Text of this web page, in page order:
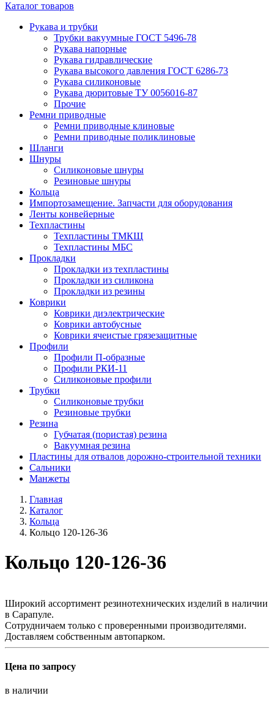
Каталог товаров
Рукава и трубки
Трубки вакуумные ГОСТ 5496-78
Рукава напорные
Рукава гидравлические
Рукава высокого давления ГОСТ 6286-73
Рукава силиконовые
Рукава дюритовые ТУ 0056016-87
Прочие
Ремни приводные
Ремни приводные клиновые
Ремни приводные поликлиновые
Шланги
Шнуры
Силиконовые шнуры
Резиновые шнуры
Кольца
Импортозамещение. Запчасти для оборудования
Ленты конвейерные
Техпластины
Техпластины ТМКЩ
Техпластины МБС
Прокладки
Прокладки из техпластины
Прокладки из силикона
Прокладки из резины
Коврики
Коврики диэлектрические
Коврики автобусные
Коврики ячеистые грязезащитные
Профили
Профили П-образные
Профили РКИ-11
Силиконовые профили
Трубки
Силиконовые трубки
Резиновые трубки
Резина
Губчатая (пористая) резина
Вакуумная резина
Пластины для отвалов дорожно-строительной техники
Сальники
Манжеты
Главная
Каталог
Кольца
Кольцо 120-126-36
Кольцо 120-126-36
Широкий ассортимент резинотехнических изделий в наличии
в Сарапуле.
Сотрудничаем только с проверенными производителями.
Доставляем собственным автопарком.
Цена по запросу
в наличии